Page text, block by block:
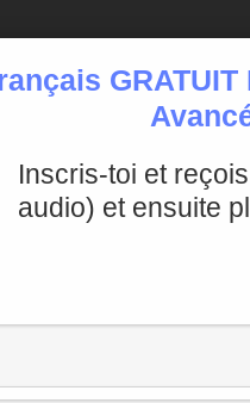
papa?
Inscris-toi et
audio) et ensuite